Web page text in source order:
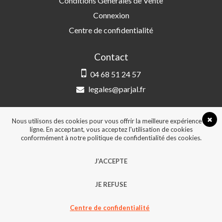
Connexion
Centre de confidentialité
Contact
04 68 51 24 57
legales@parjal.fr
3 Rue Saint-Amand, 66000 Perpignan
© 2026, Tous droits réservés - Design &
Nous utilisons des cookies pour vous offrir la meilleure expérience en
ligne. En acceptant, vous acceptez l'utilisation de cookies
conformément à notre politique de confidentialité des cookies.
J’ACCEPTE
JE REFUSE
Centre de confidentialité